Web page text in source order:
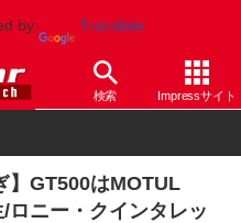
by Translate
検索 Impressサイト
GT
】GT500はMOTUL
ロニー・クインタレッ